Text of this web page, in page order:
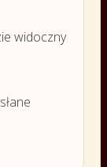
widoczny